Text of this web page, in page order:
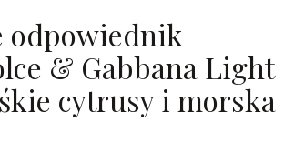
odpowiednik
& Gabbana Light
cytrusy i morska